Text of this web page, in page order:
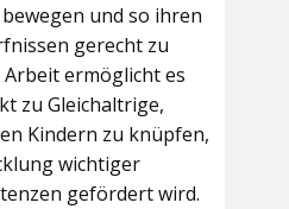
und so ihren
gerecht zu
ermöglicht es
zu Gleichaltrige,
Kindern zu knüpfen,
wichtiger
gefördert wird.